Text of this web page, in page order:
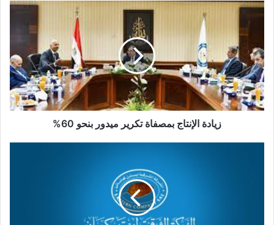
زيادة
الإنتاج
ميدور
بنحو
60%
زيادة الإنتاج بمصفاة تكرير ميدور بنحو 60%